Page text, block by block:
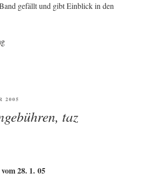
gefällt und gibt Ein­blick in den
2005
taz
28. 1. 05